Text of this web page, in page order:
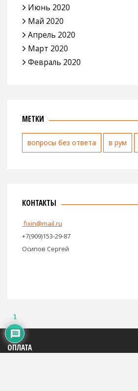
Июнь 2020
Май 2020
Апрель 2020
Март 2020
Февраль 2020
МЕТКИ
вопросы без ответа в рум
КОНТАКТЫ
fixin@mail.ru
+7(909)153-29-87
Осипов Сергей
ОПЛАТА
1